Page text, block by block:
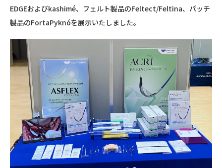
EDGEおよびkashimé、フェルト製品のFeltect/Feltina、パッチ
製品のFortaPyknóを展示いたしました。